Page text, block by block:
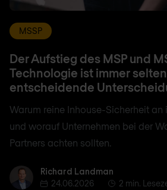
MSSP
Der Aufstieg des MSP und
Technologie ist immer
entscheidende
Warum reine Inhouse-Sicherheit an
und worauf Unternehmen bei der
Partners achten sollten.
Richard Landman
Richard Landman
24.06.2026
2 min.